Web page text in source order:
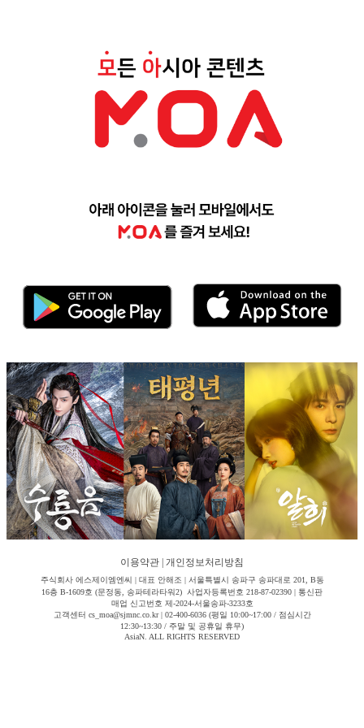
이용약관 개인정보처리방침
주식회사 에스제이엠엔씨 | 대표 안해조 | 서울특별시 송파구 송파대로 201, B동
16층 B-1609호 (문정동, 송파테라타워2) 사업자등록번호 218-87-02390 | 통신판
매업 신고번호 제-2024-서울송파-3233호
고객센터 cs_moa@sjmnc.co.kr | 02-400-6036 (평일 10:00~17:00 / 점심시간
12:30~13:30 / 주말 및 공휴일 휴무)
AsiaN. ALL RIGHTS RESERVED